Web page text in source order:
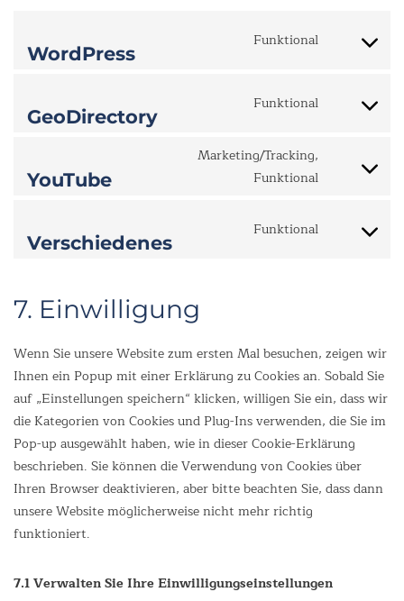
WordPress
Funktional
GeoDirectory
Funktional
YouTube
Marketing/Tracking,
Funktional
Verschiedenes
Funktional
7. Einwilligung
Wenn Sie unsere Website zum ersten Mal besuchen, zeigen wir
Ihnen ein Popup mit einer Erklärung zu Cookies an. Sobald Sie
auf „Einstellungen speichern“ klicken, willigen Sie ein, dass wir
die Kategorien von Cookies und Plug-Ins verwenden, die Sie im
Pop-up ausgewählt haben, wie in dieser Cookie-Erklärung
beschrieben. Sie können die Verwendung von Cookies über
Ihren Browser deaktivieren, aber bitte beachten Sie, dass dann
unsere Website möglicherweise nicht mehr richtig
funktioniert.
7.1 Verwalten Sie Ihre Einwilligungseinstellungen